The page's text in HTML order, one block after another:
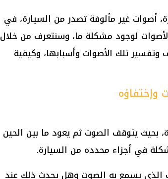
أصوات غير مألوفة تصدر من السيارة، في
لوجود مشكلة ما، وسنتعرف من خلال
تلك الأصوات وأسبابها، وكيفية
يتوقف الصوت ثم يعود ما بين الحين
في أجزاء محدده من السيارة.
الذي يسمع به الصوت وهل يحدث ذلك عند